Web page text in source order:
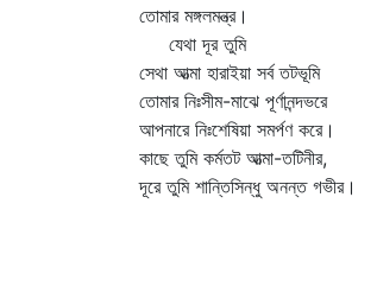
তোমার মঙ্গলমন্ত্র।
যেথা দূর তুমি
সেথা আত্মা হারাইয়া সর্ব তটভূমি
তোমার নিঃসীম-মাঝে পূর্ণানন্দভরে
আপনারে নিঃশেষিয়া সমর্পণ করে।
কাছে তুমি কর্মতট আত্মা-তটিনীর,
দূরে তুমি শান্তিসিন্ধু অনন্ত গভীর।